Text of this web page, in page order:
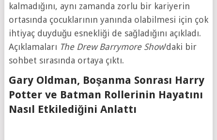
kalmadığını, aynı zamanda zorlu bir kariyerin
ortasında çocuklarının yanında olabilmesi için çok
ihtiyaç duyduğu esnekliği de sağladığını açıkladı.
Açıklamaları The Drew Barrymore Show’daki bir
sohbet sırasında ortaya çıktı.
Gary Oldman, Boşanma Sonrası Harry
Potter ve Batman Rollerinin Hayatını
Nasıl Etkilediğini Anlattı